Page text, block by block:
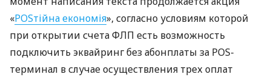
«POSтійна економія», согласно условиям которой
при открытии счета ФЛП есть возможность
подключить эквайринг без абонплаты за POS-
терминал в случае осуществления трех оплат